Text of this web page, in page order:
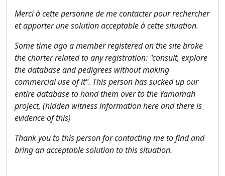
Merci à cette personne de me contacter pour rechercher
et apporter une solution acceptable à cette situation.
Some time ago a member registered on the site broke
the charter related to any registration: "consult, explore
the database and pedigrees without making
commercial use of it". This person has sucked up our
entire database to hand them over to the Yamamah
project, (hidden witness information here and there is
evidence of this)
Thank you to this person for contacting me to find and
bring an acceptable solution to this situation.